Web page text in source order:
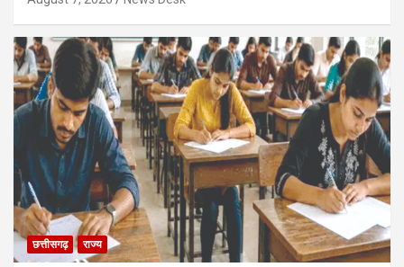
छत्तीसगढ़ राज्य